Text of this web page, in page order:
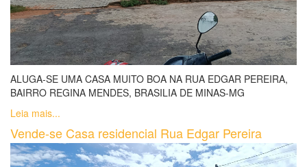
ALUGA-SE UMA CASA MUITO BOA NA RUA EDGAR PEREIRA,
BAIRRO REGINA MENDES, BRASILIA DE MINAS-MG
Leia mais...
Vende-se Casa residencial Rua Edgar Pereira